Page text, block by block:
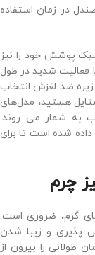
در زمان استفاده
پوشش‌ خود را نیز
فعالیت شدید در طول
ضد لغزش انتخاب
هستید، مدل‌های
به شمار می روند.
داده شده است تا برای
چرم
گرم، ضروری است.
پذیری و زیبا ‌شدن
طولانی را بیرون از